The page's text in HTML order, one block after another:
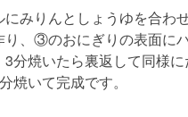
にみりんとしょうゆを合わ
り、③のおにぎりの表面に
3分焼いたら裏返して同様
焼いて完成です。